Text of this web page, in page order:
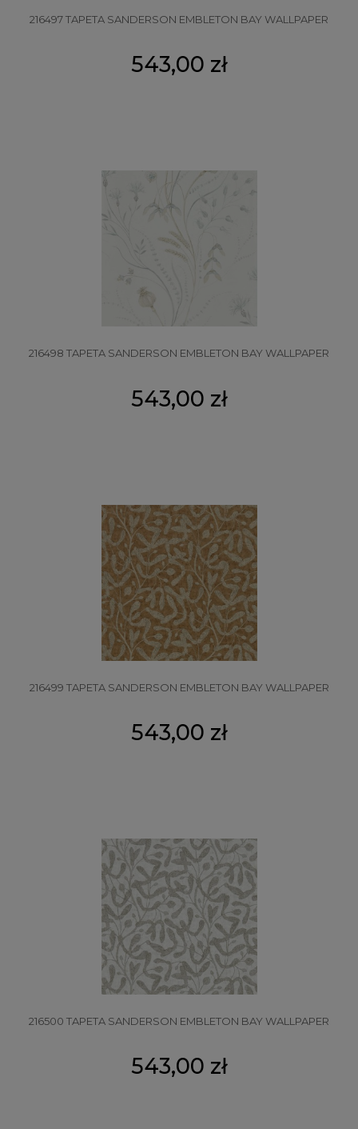
216497 TAPETA SANDERSON EMBLETON BAY WALLPAPER
543,00 zł
216498 TAPETA SANDERSON EMBLETON BAY WALLPAPER
543,00 zł
216499 TAPETA SANDERSON EMBLETON BAY WALLPAPER
543,00 zł
216500 TAPETA SANDERSON EMBLETON BAY WALLPAPER
543,00 zł